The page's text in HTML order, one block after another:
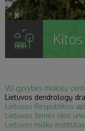
VU gyvybės mokslų
Lietuvos dendrologų
Lietuvos Respublikos
Lietuvos žemės ūkio
Lietuvos miškų institutas